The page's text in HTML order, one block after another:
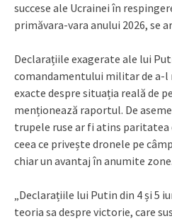
succese ale Ucrainei în
primăvara-vara anului 2026, se
Declarațiile exagerate ale lui
comandamentului militar de a-l
exacte despre situația reală de
menționează raportul. De
trupele ruse ar fi atins paritatea
ceea ce privește dronele pe
chiar un avantaj în anumite zone.
„Declarațiile lui Putin din 4 și 5
teoria sa despre victorie, care